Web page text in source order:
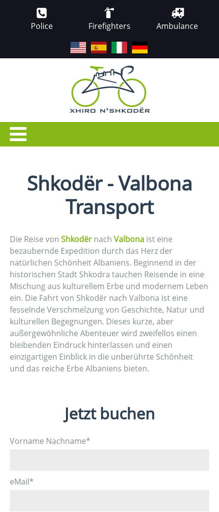
Police Firefighters Ambulance
Shkodër - Valbona
Transport
Die Reise von Shkodër nach Valbona ist eine
bezaubernde Expedition durch das Herz der
natürlichen Schönheit Albaniens. Beginnend in der
historischen Stadt Shkodra tauchen Reisende in eine
Mischung aus kulturellem Erbe und modernem Leben
ein. Die Fahrt von Shkodër nach Valbona ist eine
fesselnde Verschmelzung von Geschichte, Natur und
kulturellen Begegnungen. Dieses kurze, aber
außergewöhnliche Abenteuer wird zweifellos einen
bleibenden Eindruck hinterlassen und einen
einzigartigen Einblick in die unberührte Schönheit
und das reiche Erbe Albaniens bieten.
Jetzt buchen
Vorname Nachname*
eMail*